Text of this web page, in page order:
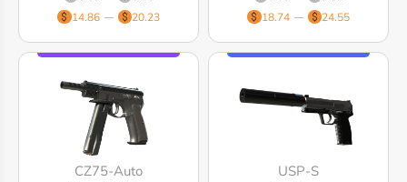
14.86
20.23
18.74
24.55
CZ75-Auto USP-S